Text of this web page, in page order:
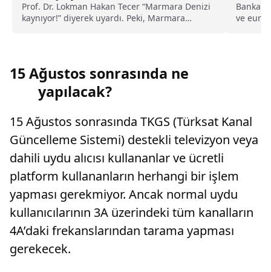
Prof. Dr. Lokman Hakan Tecer “Marmara Denizi
kaynıyor!” diyerek uyardı. Peki, Marmara
ve euro
15 Ağustos sonrasında ne
yapılacak?
15 Ağustos sonrasında TKGS (Türksat Kanal
Güncelleme Sistemi) destekli televizyon veya
dahili uydu alıcısı kullananlar ve ücretli
platform kullananların herhangi bir işlem
yapması gerekmiyor. Ancak normal uydu
kullanıcılarının 3A üzerindeki tüm kanalların
4A’daki frekanslarından tarama yapması
gerekecek.